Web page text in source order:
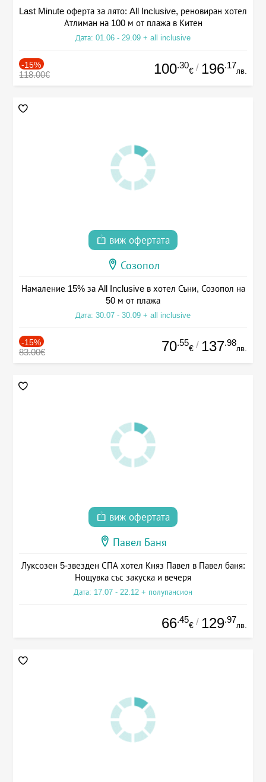
Last Minute оферта за лято: All Inclusive, реновиран хотел
Атлиман на 100 м от плажа в Китен
Дата: 01.06 - 29.09 + all inclusive
-15%
118.00€ 100.30
€ / 196.17
лв.
виж офертата
Созопол
Намаление 15% за All Inclusive в хотел Съни, Созопол на
50 м от плажа
Дата: 30.07 - 30.09 + all inclusive
-15%
83.00€ 70.55
€ / 137.98
лв.
виж офертата
Павел Баня
Луксозен 5-звезден СПА хотел Княз Павел в Павел баня:
Нощувка със закуска и вечеря
Дата: 17.07 - 22.12 + полупансион
66.45
€ / 129.97
лв.